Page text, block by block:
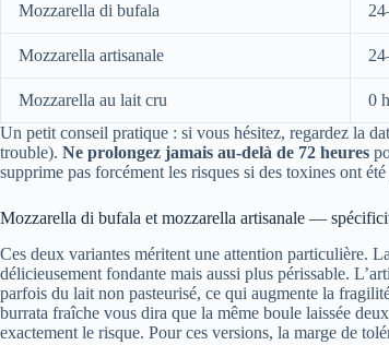
Mozzarella di bufala
Mozzarella artisanale
Mozzarella au lait cru 0
Un petit conseil pratique : si vous hésitez, regardez la
trouble). Ne prolongez jamais au-delà de 72 heures
supprime pas forcément les risques si des toxines ont
Mozzarella di bufala et mozzarella artisanale —
Ces deux variantes méritent une attention particulière.
délicieusement fondante mais aussi plus périssable.
parfois du lait non pasteurisé, ce qui augmente la
burrata fraîche vous dira que la même boule laissée
exactement le risque. Pour ces versions, la marge de